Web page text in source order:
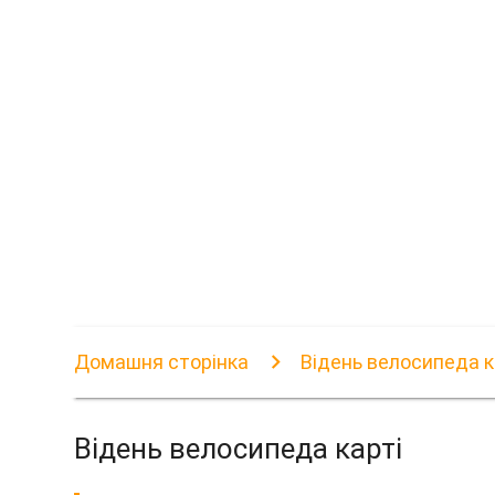
Домашня сторінка Відень велосипеда
Відень велосипеда карті